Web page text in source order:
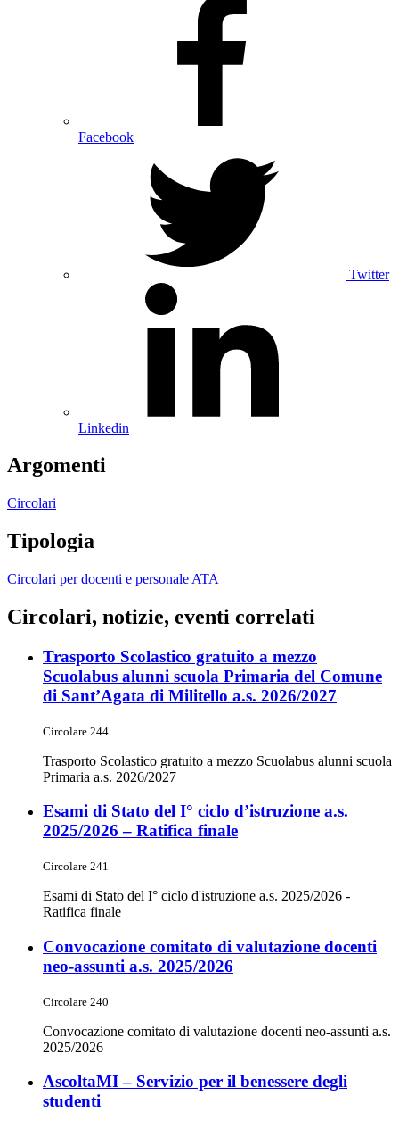
Facebook
Twitter
Linkedin
Argomenti
Circolari
Tipologia
Circolari per docenti e personale ATA
Circolari, notizie, eventi correlati
Trasporto Scolastico gratuito a mezzo
Scuolabus alunni scuola Primaria del Comune
di Sant’Agata di Militello a.s. 2026/2027
Circolare 244
Trasporto Scolastico gratuito a mezzo Scuolabus alunni scuola
Primaria a.s. 2026/2027
Esami di Stato del I° ciclo d’istruzione a.s.
2025/2026 – Ratifica finale
Circolare 241
Esami di Stato del I° ciclo d'istruzione a.s. 2025/2026 -
Ratifica finale
Convocazione comitato di valutazione docenti
neo-assunti a.s. 2025/2026
Circolare 240
Convocazione comitato di valutazione docenti neo-assunti a.s.
2025/2026
AscoltaMI – Servizio per il benessere degli
studenti